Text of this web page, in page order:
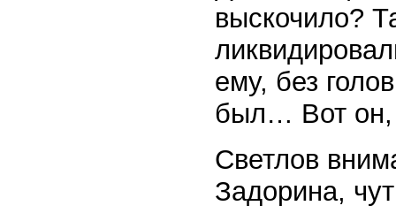
выскочило?
ему, без
был… Вот он,
Светлов
Задорина,